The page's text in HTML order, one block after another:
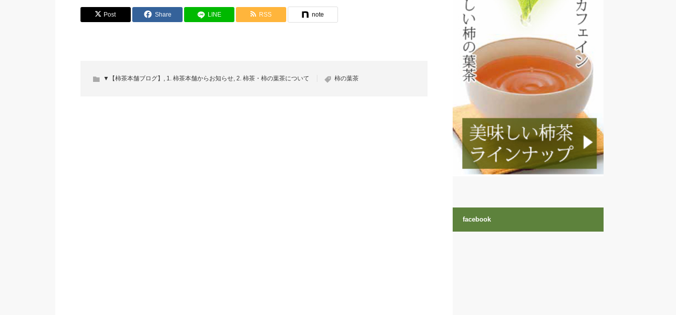
Post Share LINE RSS note
▼【柿茶本舗ブログ】 , 1. 柿茶本舗からお知らせ, 2. 柿茶・柿の葉茶について 柿の葉茶
facebook